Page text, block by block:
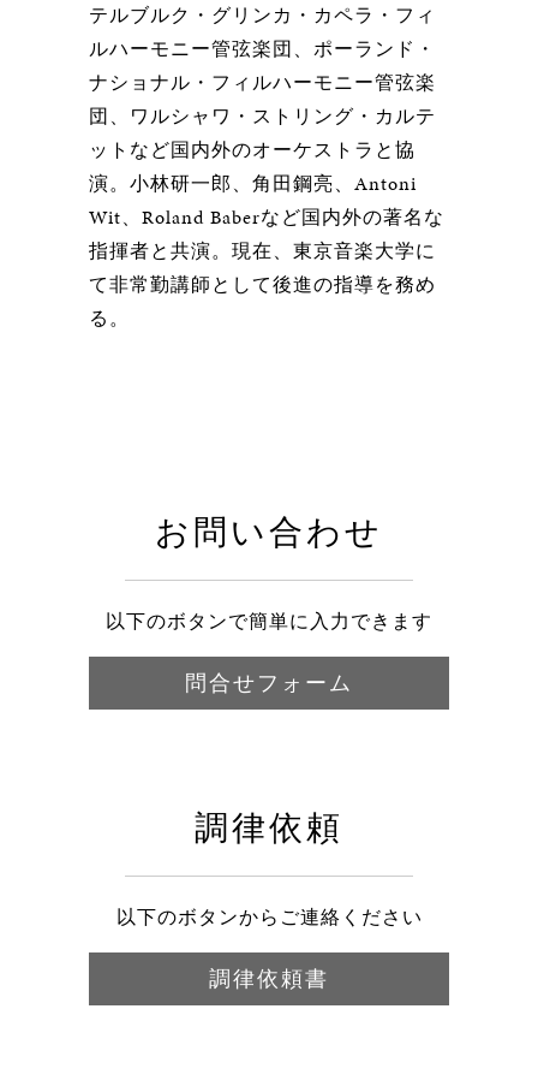
テルブルク・グリンカ・カペラ・フィ
ルハーモニー管弦楽団、ポーランド・
ナショナル・フィルハーモニー管弦楽
団、ワルシャワ・ストリング・カルテ
ットなど国内外のオーケストラと協
演。小林研一郎、角田鋼亮、Antoni
Wit、Roland Baberなど国内外の著名な
指揮者と共演。現在、東京音楽大学に
て非常勤講師として後進の指導を務め
る。
お問い合わせ
以下のボタンで簡単に入力できます
問合せフォーム
調律依頼
以下のボタンからご連絡ください
調律依頼書